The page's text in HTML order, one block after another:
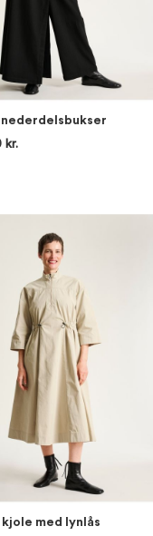
nederdelsbukser
kr.
kjole med lynlås